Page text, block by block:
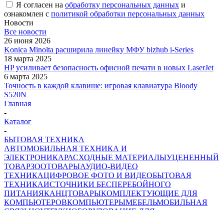
Я согласен на обработку персональных данных и
ознакомлен с политикой обработки персональных данных
Новости
Все новости
26 июня 2026
Konica Minolta расширила линейку МФУ bizhub i-Series
18 марта 2025
HP усиливает безопасность офисной печати в новых LaserJet
6 марта 2025
Точность в каждой клавише: игровая клавиатура Bloody
S520N
Главная
-
Каталог
-
БЫТОВАЯ ТЕХНИКА
АВТОМОБИЛЬНАЯ ТЕХНИКА И
ЭЛЕКТРОНИКАРАСХОДНЫЕ МАТЕРИАЛЫУЦЕНЕННЫЙ
ТОВАРЗООТОВАРЫАУДИО-ВИДЕО
ТЕХНИКАЦИФРОВОЕ ФОТО И ВИДЕОБЫТОВАЯ
ТЕХНИКАИСТОЧНИКИ БЕСПЕРЕБОЙНОГО
ПИТАНИЯКАНЦТОВАРЫКОМПЛЕКТУЮЩИЕ ДЛЯ
КОМПЬЮТЕРОВКОМПЬЮТЕРЫМЕБЕЛЬМОБИЛЬНАЯ